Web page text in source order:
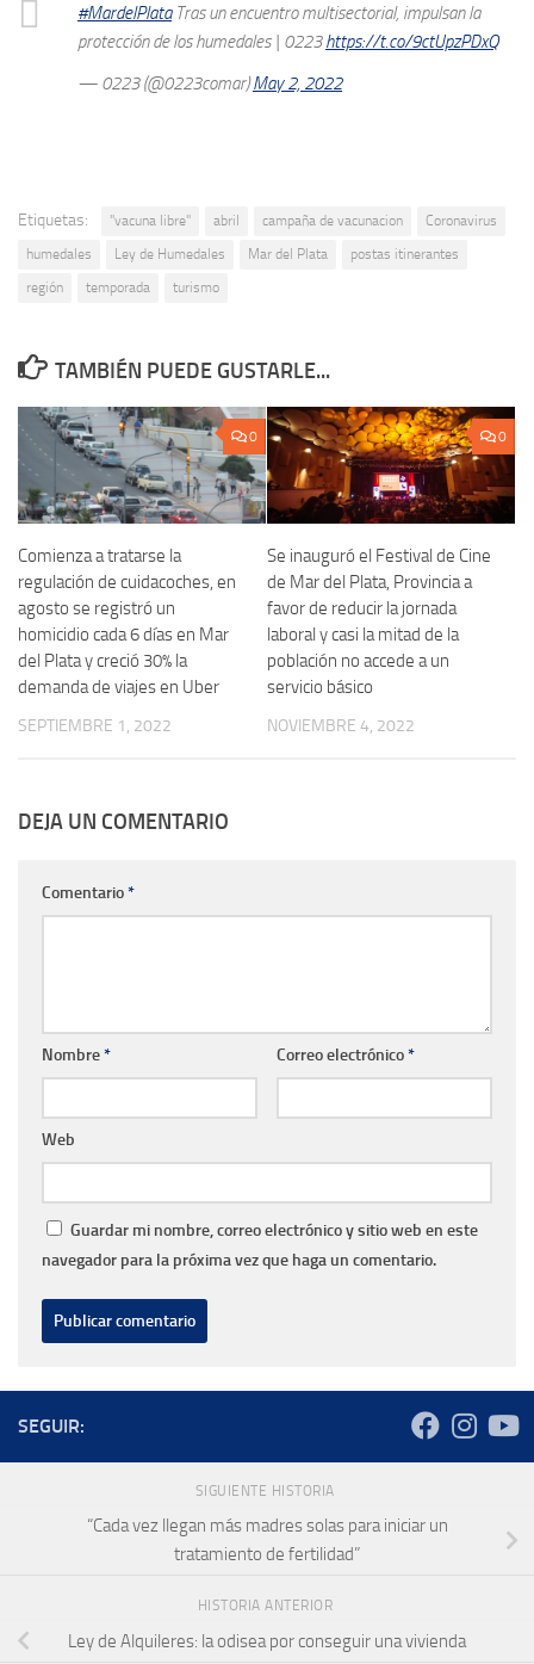
#MardelPlataTras un encuentro multisectorial, impulsan la
protección de los humedales | 0223https://t.co/9ctUpzPDxQ
— 0223 (@0223comar)May 2, 2022
Etiquetas: "vacuna libre" abril campaña de vacunacion
Coronavirus
humedales
Ley de Humedales Mar del Plata
postas itinerantes
región
temporada turismo
TAMBIÉN PUEDE GUSTARLE...
0
Comienza a tratarse la
regulación de cuidacoches, en
agosto se registró un
homicidio cada 6 días en Mar
del Plata y creció 30% la
demanda de viajes en Uber
SEPTIEMBRE 1, 2022
0
Se inauguró el Festival de Cine
de Mar del Plata, Provincia a
favor de reducir la jornada
laboral y casi la mitad de la
población no accede a un
servicio básico
NOVIEMBRE 4, 2022
DEJA UN COMENTARIO
Comentario*
Nombre* Correo electrónico*
Web
Guardar mi nombre, correo electrónico y sitio web en este
navegador para la próxima vez que haga un comentario.
SEGUIR:
SIGUIENTE HISTORIA
“Cada vez llegan más madres solas para iniciar un
tratamiento de fertilidad”
HISTORIA ANTERIOR
Ley de Alquileres: la odisea por conseguir una vivienda